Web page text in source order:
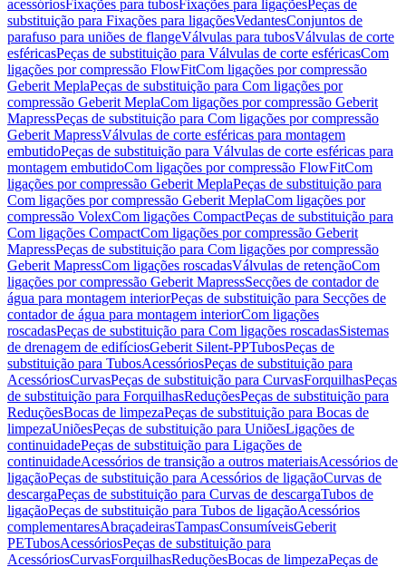
acessóriosFixações para tubosFixações para ligaçõesPeças de
substituição para Fixações para ligaçõesVedantesConjuntos de
parafuso para uniões de flangeVálvulas para tubosVálvulas de corte
esféricasPeças de substituição para Válvulas de corte esféricasCom
ligações por compressão FlowFitCom ligações por compressão
Geberit MeplaPeças de substituição para Com ligações por
compressão Geberit MeplaCom ligações por compressão Geberit
MapressPeças de substituição para Com ligações por compressão
Geberit MapressVálvulas de corte esféricas para montagem
embutidoPeças de substituição para Válvulas de corte esféricas para
montagem embutidoCom ligações por compressão FlowFitCom
ligações por compressão Geberit MeplaPeças de substituição para
Com ligações por compressão Geberit MeplaCom ligações por
compressão VolexCom ligações CompactPeças de substituição para
Com ligações CompactCom ligações por compressão Geberit
MapressPeças de substituição para Com ligações por compressão
Geberit MapressCom ligações roscadasVálvulas de retençãoCom
ligações por compressão Geberit MapressSecções de contador de
água para montagem interiorPeças de substituição para Secções de
contador de água para montagem interiorCom ligações
roscadasPeças de substituição para Com ligações roscadasSistemas
de drenagem de edifíciosGeberit Silent-PPTubosPeças de
substituição para TubosAcessóriosPeças de substituição para
AcessóriosCurvasPeças de substituição para CurvasForquilhasPeças
de substituição para ForquilhasReduçõesPeças de substituição para
ReduçõesBocas de limpezaPeças de substituição para Bocas de
limpezaUniõesPeças de substituição para UniõesLigações de
continuidadePeças de substituição para Ligações de
continuidadeAcessórios de transição a outros materiaisAcessórios de
ligaçãoPeças de substituição para Acessórios de ligaçãoCurvas de
descargaPeças de substituição para Curvas de descargaTubos de
ligaçãoPeças de substituição para Tubos de ligaçãoAcessórios
complementaresAbraçadeirasTampasConsumíveisGeberit
PETubosAcessóriosPeças de substituição para
AcessóriosCurvasForquilhasReduçõesBocas de limpezaPeças de